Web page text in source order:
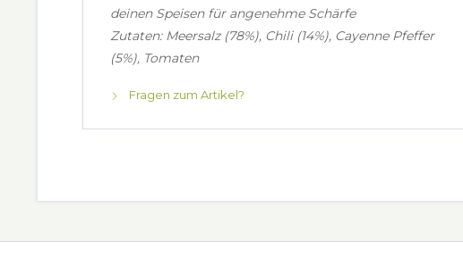
deinen Speisen für angenehme Schärfe
Zutaten: Meersalz (78%), Chili (14%), Cayenne Pfeffer
(5%), Tomaten
Fragen zum Artikel?